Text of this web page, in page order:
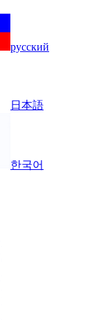
русский
日本語
한국어